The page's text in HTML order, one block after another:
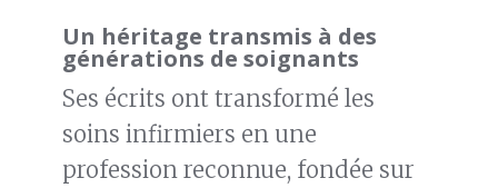
Un héritage transmis à des
générations de soignants
Ses écrits ont transformé les
soins infirmiers en une
profession reconnue, fondée sur